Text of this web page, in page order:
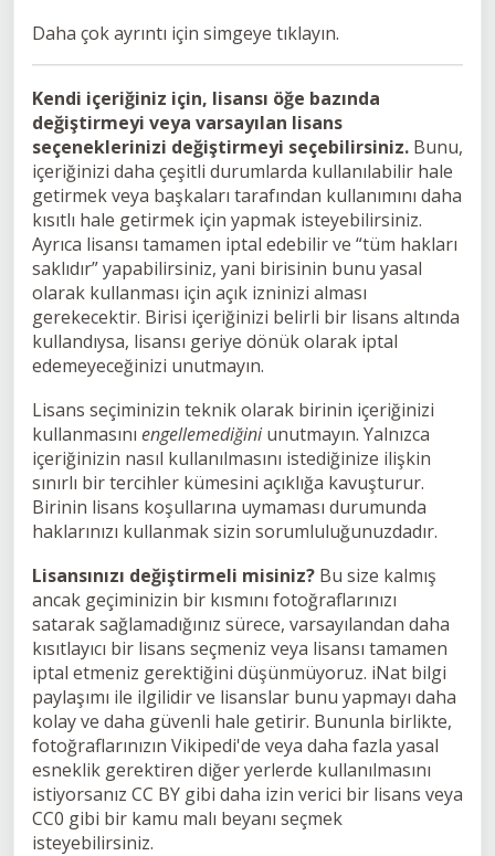
Daha çok ayrıntı için simgeye tıklayın.
Kendi içeriğiniz için, lisansı öğe bazında
değiştirmeyi veya varsayılan lisans
seçeneklerinizi değiştirmeyi seçebilirsiniz. Bunu,
içeriğinizi daha çeşitli durumlarda kullanılabilir hale
getirmek veya başkaları tarafından kullanımını daha
kısıtlı hale getirmek için yapmak isteyebilirsiniz.
Ayrıca lisansı tamamen iptal edebilir ve “tüm hakları
saklıdır” yapabilirsiniz, yani birisinin bunu yasal
olarak kullanması için açık izninizi alması
gerekecektir. Birisi içeriğinizi belirli bir lisans altında
kullandıysa, lisansı geriye dönük olarak iptal
edemeyeceğinizi unutmayın.
Lisans seçiminizin teknik olarak birinin içeriğinizi
kullanmasını engellemediğiniunutmayın. Yalnızca
içeriğinizin nasıl kullanılmasını istediğinize ilişkin
sınırlı bir tercihler kümesini açıklığa kavuşturur.
Birinin lisans koşullarına uymaması durumunda
haklarınızı kullanmak sizin sorumluluğunuzdadır.
Lisansınızı değiştirmeli misiniz? Bu size kalmış
ancak geçiminizin bir kısmını fotoğraflarınızı
satarak sağlamadığınız sürece, varsayılandan daha
kısıtlayıcı bir lisans seçmeniz veya lisansı tamamen
iptal etmeniz gerektiğini düşünmüyoruz. iNat bilgi
paylaşımı ile ilgilidir ve lisanslar bunu yapmayı daha
kolay ve daha güvenli hale getirir. Bununla birlikte,
fotoğraflarınızın Vikipedi'de veya daha fazla yasal
esneklik gerektiren diğer yerlerde kullanılmasını
istiyorsanız CC BY gibi daha izin verici bir lisans veya
CC0 gibi bir kamu malı beyanı seçmek
isteyebilirsiniz.